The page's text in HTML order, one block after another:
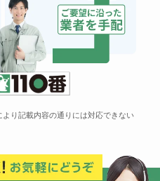
り記載内容の通りには対応できない